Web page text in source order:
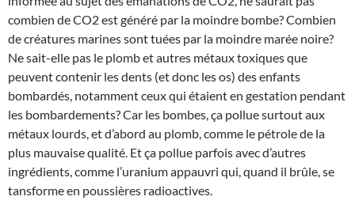
combien de CO2 est généré par la moindre bombe? Combien
de créatures marines sont tuées par la moindre marée noire?
Ne sait-elle pas le plomb et autres métaux toxiques que
peuvent contenir les dents (et donc les os) des enfants
bombardés, notamment ceux qui étaient en gestation pendant
les bombardements? Car les bombes, ça pollue surtout aux
métaux lourds, et d’abord au plomb, comme le pétrole de la
plus mauvaise qualité. Et ça pollue parfois avec d’autres
ingrédients, comme l’uranium appauvri qui, quand il brûle, se
tansforme en poussières radioactives.